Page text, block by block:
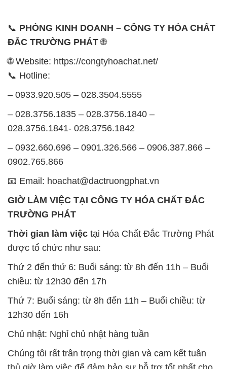
📞 PHÒNG KINH DOANH – CÔNG TY HÓA CHẤT
ĐẮC TRƯỜNG PHÁT🌐
🌐 Website: https://congtyhoachat.net/
📞 Hotline:
– 0933.920.505 – 028.3504.5555
– 028.3756.1835 – 028.3756.1840 –
028.3756.1841- 028.3756.1842
– 0932.660.696 – 0901.326.566 – 0906.387.866 –
0902.765.866
📧 Email: hoachat@dactruongphat.vn
GIỜ LÀM VIỆC TẠI CÔNG TY HÓA CHẤT ĐẮC
TRƯỜNG PHÁT
Thời gian làm việc tại Hóa Chất Đắc Trường Phát
được tổ chức như sau:
Thứ 2 đến thứ 6: Buổi sáng: từ 8h đến 11h – Buổi
chiều: từ 12h30 đến 17h
Thứ 7: Buổi sáng: từ 8h đến 11h – Buổi chiều: từ
12h30 đến 16h
Chủ nhật: Nghỉ chủ nhật hàng tuần
Chúng tôi rất trân trọng thời gian và cam kết tuân